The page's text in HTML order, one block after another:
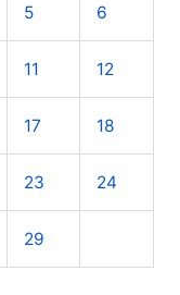
5 6
11 12
17 18
23 24
29